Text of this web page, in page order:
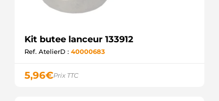
Kit butee lanceur 133912
Ref. AtelierD : 40000683
5,96€Prix TTC